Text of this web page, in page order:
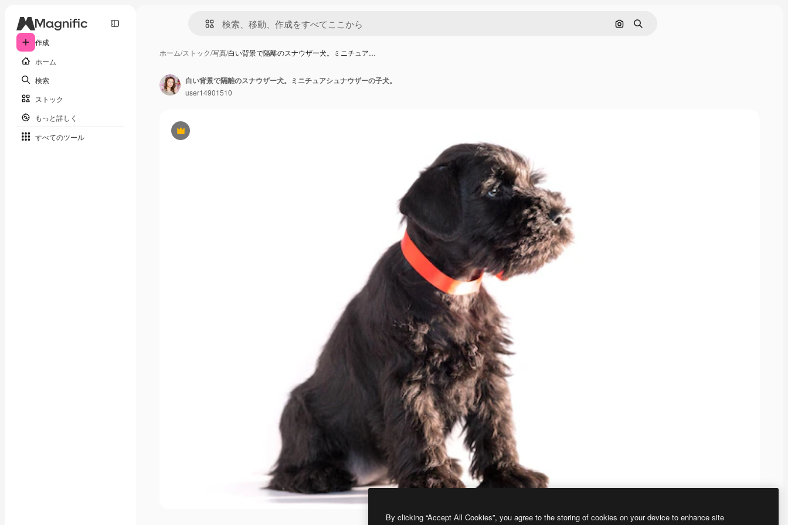
作成
ホーム
検索
ストック
もっと詳しく
すべてのツール
画像で検索
検索
ホーム/ストック/写真/白い背景で隔離のスナウザー犬。ミニチュア…
Premium
白い背景で隔離のスナウザー犬。ミニチュアシュナウザーの子犬。
user14901510
By clicking “Accept All Cookies”, you agree to the storing of cookies on your device to enhance site